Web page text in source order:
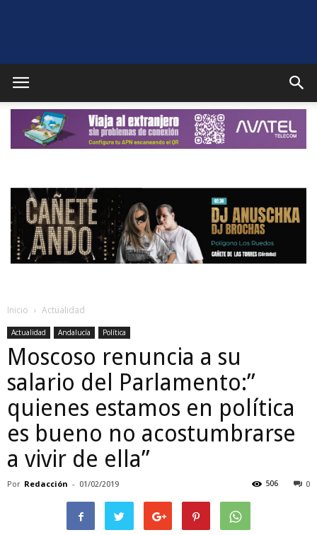
Puente
Genil
Noticias
Inicio Actualidad
Actualidad Andalucía Política
Moscoso renuncia a su
salario del Parlamento:”
quienes estamos en política
es bueno no acostumbrarse
a vivir de ella”
Por Redacción - 01/02/2019 0
506